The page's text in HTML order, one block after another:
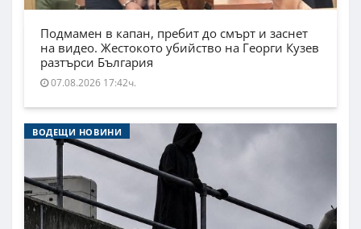
Подмамен в капан, пребит до смърт и заснет
на видео. Жестокото убийство на Георги Кузев
разтърси България
07.08.2026 17:42ч.
ВОДЕЩИ НОВИНИ